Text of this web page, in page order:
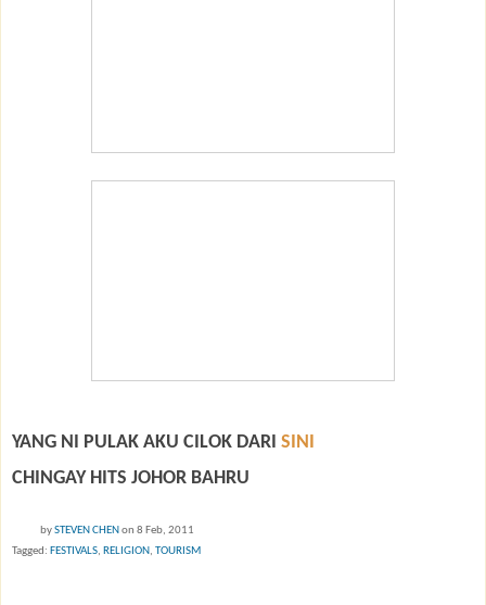
YANG NI PULAK AKU CILOK DARI SINI
CHINGAY HITS JOHOR BAHRU
bySTEVEN CHEN on 8 Feb, 2011
Tagged: FESTIVALS, RELIGION, TOURISM